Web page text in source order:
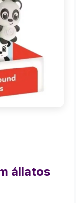
állatos